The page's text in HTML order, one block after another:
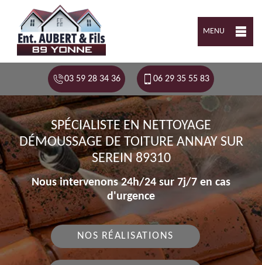
MENU
03 59 28 34 36 06 29 35 55 83
SPÉCIALISTE EN NETTOYAGE
DÉMOUSSAGE DE TOITURE ANNAY SUR
SEREIN 89310
Nous intervenons 24h/24 sur 7j/7 en cas
d'urgence
NOS RÉALISATIONS